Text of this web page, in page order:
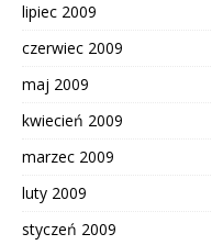
lipiec 2009
czerwiec 2009
maj 2009
kwiecień 2009
marzec 2009
luty 2009
styczeń 2009